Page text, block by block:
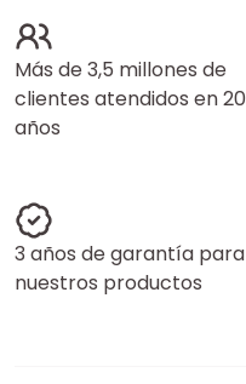
Más de 3,5 millones de
clientes atendidos en 20
años
3 años de garantía para
nuestros productos